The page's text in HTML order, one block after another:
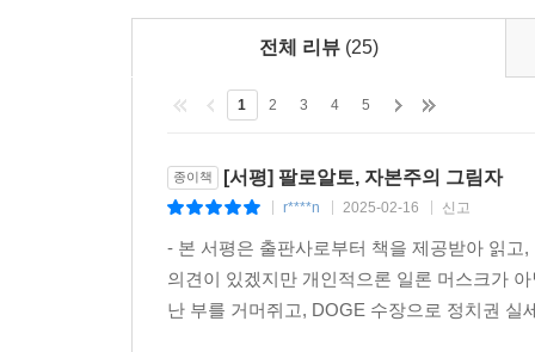
새로운 민간 질서가 구축되면서 다양한 계획, 그
에 주목했으며 휴렛팩커드와 인텔 같은 기술 기
터를 상상하지 못했던 건 아니다. 문제는 20세기
가 다시금 뚜렷해지면서 엔지니어들은 자신의 발
컴퓨터 개발 계획을 거절했다. “당시 그가 생각해
아 식사를 준비하는 모습을 상상할 수 없었다”고
위한 공간이었다. 게다가 기업들은 아직 이렇다
용 컴퓨터 프로젝트는 계속 깜빡이기는 해도 별
--- 「14장 잡스와 게이츠」 중에서
전체 리뷰 (25)
1 2 3 4 5
종이책 [서평] 팔로알토, 자본주의 그림자
r****n 2025-02-16 신고
- 본 서평은 출판사로부터 책을 제공받아 읽
의견이 있겠지만 개인적으론 일론 머스크가
난 부를 거머쥐고, DOGE 수장으로 정치권